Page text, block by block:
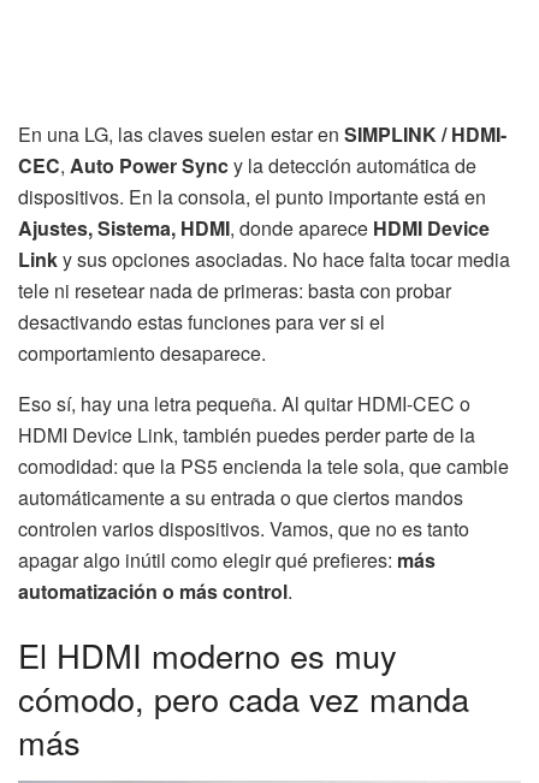
En una LG, las claves suelen estar en SIMPLINK / HDMI-
CEC, Auto Power Syncy la detección automática de
dispositivos. En la consola, el punto importante está en
Ajustes, Sistema, HDMI, donde aparece HDMI Device
Linky sus opciones asociadas. No hace falta tocar media
tele ni resetear nada de primeras: basta con probar
desactivando estas funciones para ver si el
comportamiento desaparece.
Eso sí, hay una letra pequeña. Al quitar HDMI-CEC o
HDMI Device Link, también puedes perder parte de la
comodidad: que la PS5 encienda la tele sola, que cambie
automáticamente a su entrada o que ciertos mandos
controlen varios dispositivos. Vamos, que no es tanto
apagar algo inútil como elegir qué prefieres: más
automatización o más control.
El HDMI moderno es muy
cómodo, pero cada vez manda
más